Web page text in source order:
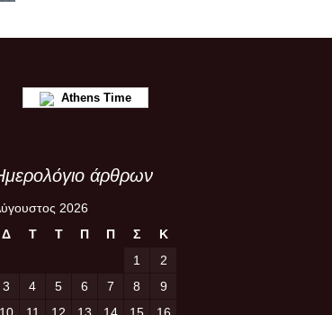
Athens Time
άρθρων
2026
Δ
Τ Τ Π Π Σ
Κ
1
2
3
4 5 6 7 8
9